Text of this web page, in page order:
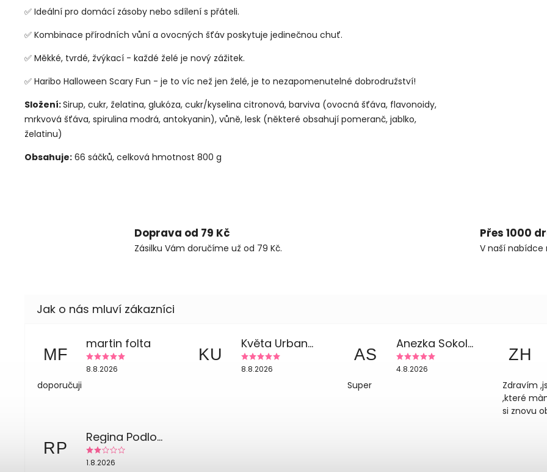
Doprava od 79 Kč
Zásilku Vám doručíme už od 79 Kč.
Přes 1000
V naší nabídce
✅ Ideální pro domácí zásoby nebo sdílení s přáteli.
✅ Kombinace přírodních vůní a ovocných šťáv poskytuje jedinečnou chuť.
✅ Měkké, tvrdé, žvýkací - každé želé je nový zážitek.
✅ Haribo Halloween Scary Fun - je to víc než jen želé, je to nezapomenutelné dobrodružství!
Složení:Sirup, cukr, želatina, glukóza, cukr/kyselina citronová, barviva (ovocná šťáva, flavonoidy,
mrkvová šťáva, spirulina modrá, antokyanin), vůně, lesk (některé obsahují pomeranč, jablko,
želatinu)
Obsahuje: 66 sáčků, celková hmotnost 800 g
MF
martin folta
8.8.2026
doporučuji
KU
Květa Urbanová
8.8.2026
AS
Anezka Sokolova
4.8.2026
Super
ZH
Zdravím
,které
si znovu
RP
Regina Podloucká
1.8.2026